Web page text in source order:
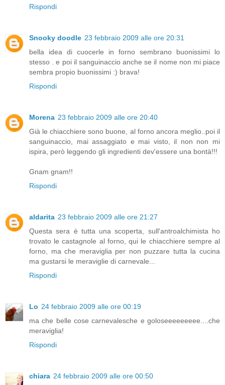
Rispondi
Snooky doodle 23 febbraio 2009 alle ore 20:31
bella idea di cuocerle in forno sembrano buonissimi lo
stesso . e poi il sanguinaccio anche se il nome non mi piace
sembra propio buonissimi :) brava!
Rispondi
Morena 23 febbraio 2009 alle ore 20:40
Già le chiacchiere sono buone, al forno ancora meglio..poi il
sanguinaccio, mai assaggiato e mai visto, il non non mi
ispira, però leggendo gli ingredienti dev'essere una bontà!!!
Gnam gnam!!
Rispondi
aldarita 23 febbraio 2009 alle ore 21:27
Questa sera è tutta una scoperta, sull'antroalchimista ho
trovato le castagnole al forno, qui le chiacchiere sempre al
forno, ma che meraviglia per non puzzare tutta la cucina
ma gustarsi le meraviglie di carnevale...
Rispondi
Lo 24 febbraio 2009 alle ore 00:19
ma che belle cose carnevalesche e goloseeeeeeeee....che
meraviglia!
Rispondi
chiara 24 febbraio 2009 alle ore 00:50